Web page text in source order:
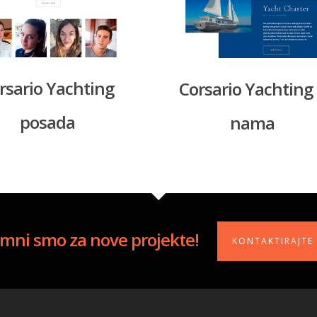
Yachting
posada
Corsario Yachting
nama
smo za nove projekte! KONTAKTIRAJTE